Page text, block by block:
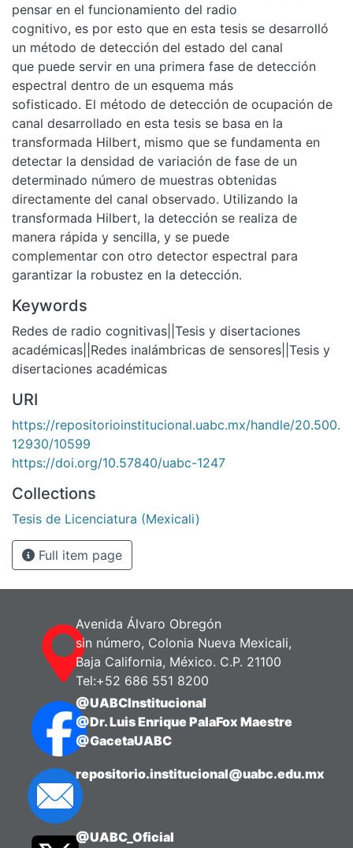
pensar en el funcionamiento del radio
cognitivo, es por esto que en esta tesis se desarrolló
un método de detección del estado del canal
que puede servir en una primera fase de detección
espectral dentro de un esquema más
sofisticado. El método de detección de ocupación de
canal desarrollado en esta tesis se basa en la
transformada Hilbert, mismo que se fundamenta en
detectar la densidad de variación de fase de un
determinado número de muestras obtenidas
directamente del canal observado. Utilizando la
transformada Hilbert, la detección se realiza de
manera rápida y sencilla, y se puede
complementar con otro detector espectral para
garantizar la robustez en la detección.
Keywords
Redes de radio cognitivas||Tesis y disertaciones
académicas||Redes inalámbricas de sensores||Tesis y
disertaciones académicas
URI
https://repositorioinstitucional.uabc.mx/handle/20.500.
12930/10599
https://doi.org/10.57840/uabc-1247
Collections
Tesis de Licenciatura (Mexicali)
Full item page
Avenida Álvaro Obregón
sin número, Colonia Nueva Mexicali,
Baja California, México. C.P. 21100
Tel:+52 686 551 8200
@UABCInstitucional
@Dr. Luis Enrique PalaFox Maestre
@GacetaUABC
repositorio.institucional@uabc.edu.mx
@UABC_Oficial